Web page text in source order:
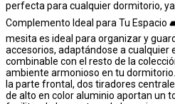
perfecta para cualquier dormitorio,
Complemento Ideal para Tu Espacio
mesita es ideal para organizar y
accesorios, adaptándose a cualquier
combinable con el resto de la
ambiente armonioso en tu
la parte frontal, dos tiradores
de alto en color aluminio aportan un